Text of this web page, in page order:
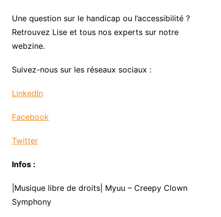
Une question sur le handicap ou l’accessibilité ?
Retrouvez Lise et tous nos experts sur notre
webzine.
Suivez-nous sur les réseaux sociaux :
LinkedIn
Facebook
Twitter
Infos :
|Musique libre de droits| Myuu – Creepy Clown
Symphony